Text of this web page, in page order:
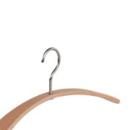
HINZUFÜGEN